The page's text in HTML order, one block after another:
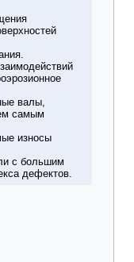
валы,
самым
износы
с большим
дефектов.